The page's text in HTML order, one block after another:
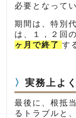
必要となって
期間は、特別
は、１，２回
ヶ月で終了 す
実務上よ
最後に、根抵
るトラブルと